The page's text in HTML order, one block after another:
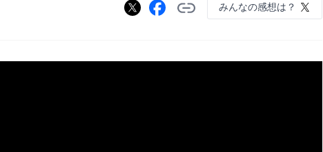
みんなの感想は？